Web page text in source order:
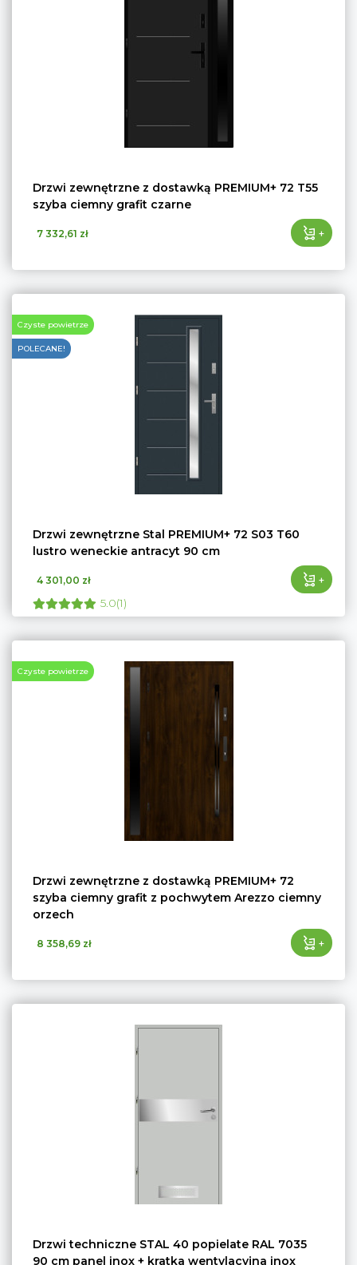
Drzwi zewnętrzne z dostawką PREMIUM+ 72 T55
szyba ciemny grafit czarne
7 332,61 zł +
Czyste powietrze
POLECANE!
Drzwi zewnętrzne Stal PREMIUM+ 72 S03 T60
lustro weneckie antracyt 90 cm
4 301,00 zł +
5.0(1)
Czyste powietrze
Drzwi zewnętrzne z dostawką PREMIUM+ 72
szyba ciemny grafit z pochwytem Arezzo ciemny
orzech
8 358,69 zł +
Drzwi techniczne STAL 40 popielate RAL 7035
90 cm panel inox + kratka wentylacyjna inox